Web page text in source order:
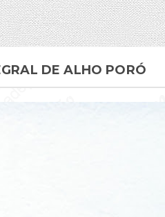
DE ALHO PORÓ